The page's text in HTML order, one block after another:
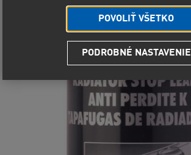
POVOLIŤ VŠETKO
PODROBNÉ NASTAVENIE